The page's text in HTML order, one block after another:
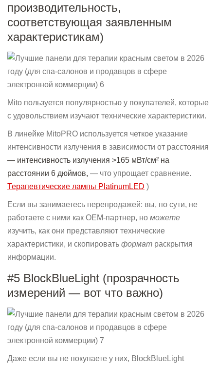
производительность,
соответствующая заявленным
характеристикам)
Mito пользуется популярностью у покупателей, которые
с удовольствием изучают технические характеристики.
В линейке MitoPRO используется четкое указание
интенсивности излучения в зависимости от расстояния
— интенсивность излучения >165 мВт/см² на
расстоянии 6 дюймов, — что упрощает сравнение.
Терапевтические лампы PlatinumLED )
Если вы занимаетесь перепродажей: вы, по сути, не
работаете с ними как OEM-партнер, но можете
изучить, как они представляют технические
характеристики, и скопировать формат раскрытия
информации.
#5 BlockBlueLight (прозрачность
измерений — вот что важно)
Даже если вы не покупаете у них, BlockBlueLight